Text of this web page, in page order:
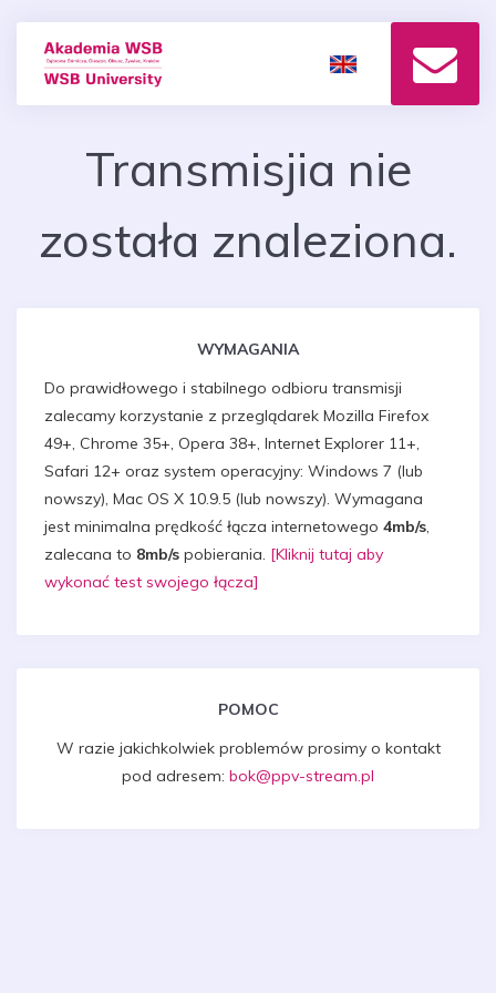
Transmisjia nie
została znaleziona.
WYMAGANIA
Do prawidłowego i stabilnego odbioru transmisji
zalecamy korzystanie z przeglądarek Mozilla Firefox
49+, Chrome 35+, Opera 38+, Internet Explorer 11+,
Safari 12+ oraz system operacyjny: Windows 7 (lub
nowszy), Mac OS X 10.9.5 (lub nowszy). Wymagana
jest minimalna prędkość łącza internetowego 4mb/s,
zalecana to 8mb/s pobierania. [Kliknij tutaj aby
wykonać test swojego łącza]
POMOC
W razie jakichkolwiek problemów prosimy o kontakt
pod adresem: bok@ppv-stream.pl